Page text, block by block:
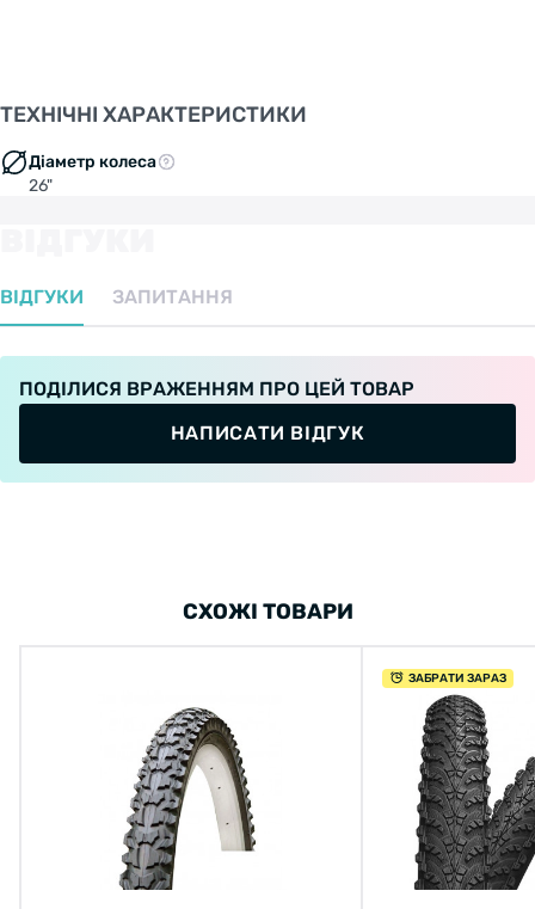
ТЕХНІЧНІ ХАРАКТЕРИСТИКИ
Діаметр колеса
26"
ВІДГУКИ ЗАПИТАННЯ
ПОДІЛИСЯ ВРАЖЕННЯМ ПРО ЦЕЙ ТОВАР
НАПИСАТИ ВІДГУК
СХОЖІ ТОВАРИ
ЗАБРАТИ ЗАРАЗ